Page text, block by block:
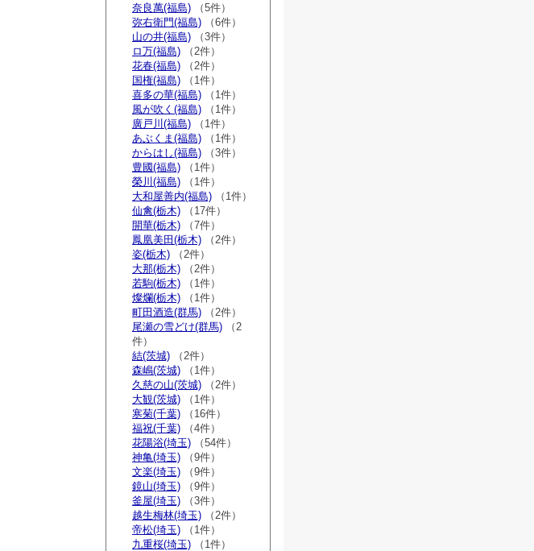
奈良萬(福島) （5件）
弥右衛門(福島) （6件）
山の井(福島) （3件）
ロ万(福島) （2件）
花春(福島) （2件）
国権(福島) （1件）
喜多の華(福島) （1件）
風が吹く(福島) （1件）
廣戸川(福島) （1件）
あぶくま(福島) （1件）
からはし(福島) （3件）
豊國(福島) （1件）
榮川(福島) （1件）
大和屋善内(福島) （1件）
仙禽(栃木) （17件）
開華(栃木) （7件）
鳳凰美田(栃木) （2件）
姿(栃木) （2件）
大那(栃木) （2件）
若駒(栃木) （1件）
燦爛(栃木) （1件）
町田酒造(群馬) （2件）
尾瀬の雪どけ(群馬) （2
件）
結(茨城) （2件）
森嶋(茨城) （1件）
久慈の山(茨城) （2件）
大観(茨城) （1件）
寒菊(千葉) （16件）
福祝(千葉) （4件）
花陽浴(埼玉) （54件）
神亀(埼玉) （9件）
文楽(埼玉) （9件）
鏡山(埼玉) （9件）
釜屋(埼玉) （3件）
越生梅林(埼玉) （2件）
帝松(埼玉) （1件）
九重桜(埼玉) （1件）